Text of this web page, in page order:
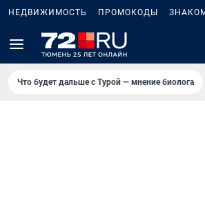
НЕДВИЖИМОСТЬ ПРОМОКОДЫ
Что будет дальше с Турой — мнение биолога